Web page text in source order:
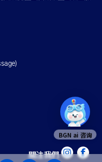
BGN ai 咨询
關注我們